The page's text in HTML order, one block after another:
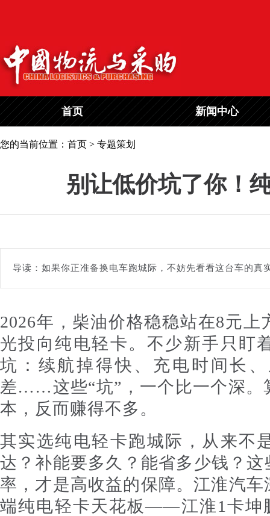
首页 新闻中心
您的当前位置：首页 > 专题策划
别让低价坑了你！
导读：如果你正准备换电车跑城际，不妨先看看这台车的真
2026年，柴油价格稳稳站在8元
光投向纯电轻卡。不少新手只盯
坑：续航掉得快、充电时间长
差……这些“坑”，一个比一个深。
本，反而赚得不多。
其实选纯电轻卡跑城际，从来不
达？补能要多久？能省多少钱？
率，才是高收益的保障。江淮汽
端纯电轻卡天花板——江淮1卡坤